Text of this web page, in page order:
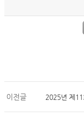
이전글 2025년 제11